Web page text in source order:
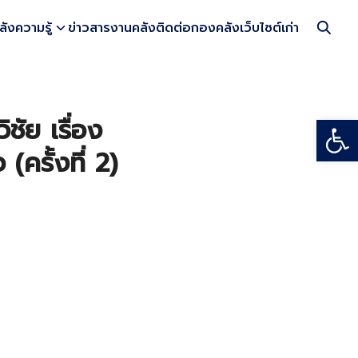
งความรู้ ข่าวสารงานคลังติดต่อกองคลังเว็บไซต์เก่า
ชัย เรื่อง
(ครั้งที่ 2)